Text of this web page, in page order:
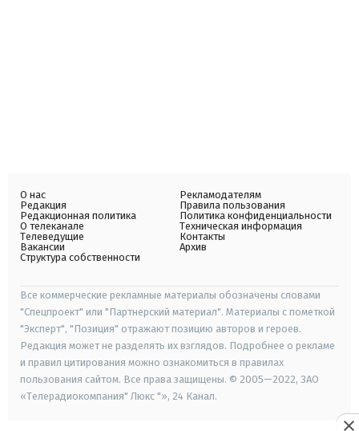
О нас
Редакция
Редакционная политика
О телеканале
Телеведущие
Вакансии
Структура собственности
Рекламодателям
Правила пользования
Политика конфиденциальности
Техническая информация
Контакты
Архив
Все коммерческие рекламные материалы обозначены словами
"Спецпроект" или "Партнерский материал". Материалы с пометкой
"Эксперт", "Позиция" отражают позицию авторов и героев.
Редакция может не разделять их взглядов. Подробнее о рекламе
и правил цитирования можно ознакомиться в правилах
пользования сайтом. Все права защищены. © 2005—2022, ЗАО
«Телерадиокомпания" Люкс "», 24 Канал.